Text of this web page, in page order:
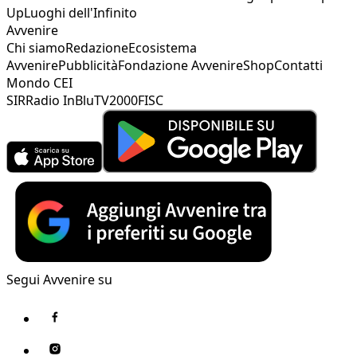
UpLuoghi dell'Infinito
Avvenire
Chi siamoRedazioneEcosistema
AvvenirePubblicitàFondazione AvvenireShopContatti
Mondo CEI
SIRRadio InBluTV2000FISC
Segui Avvenire su